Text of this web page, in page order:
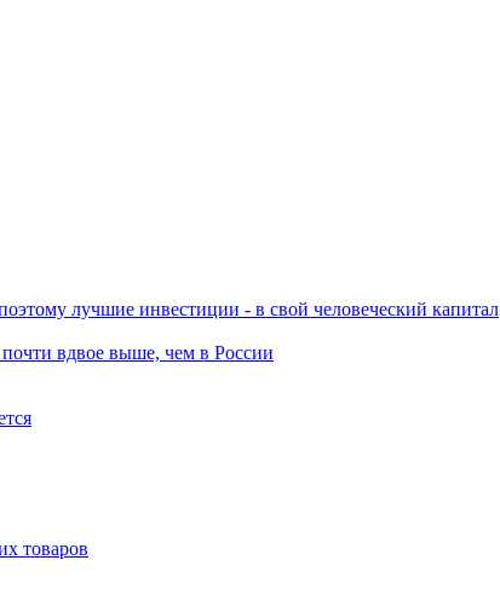
лучшие инвестиции - в свой человеческий капитал
вдвое выше, чем в России
товаров